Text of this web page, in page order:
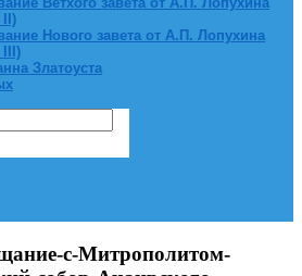
II)
Нового завета от А.П. Лопухина
III)
Златоуста
с-Митрополитом-